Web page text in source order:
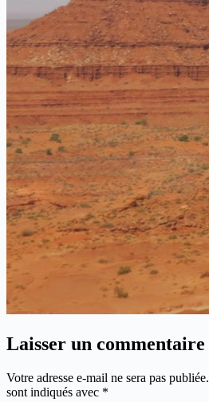
Laisser un commentaire
Votre adresse e-mail ne sera pas publiée.
sont indiqués avec *